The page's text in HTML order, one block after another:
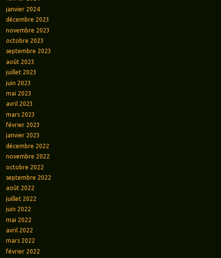
janvier 2024
décembre 2023
novembre 2023
octobre 2023
septembre 2023
août 2023
juillet 2023
juin 2023
mai 2023
avril 2023
mars 2023
février 2023
janvier 2023
décembre 2022
novembre 2022
octobre 2022
septembre 2022
août 2022
juillet 2022
juin 2022
mai 2022
avril 2022
mars 2022
février 2022